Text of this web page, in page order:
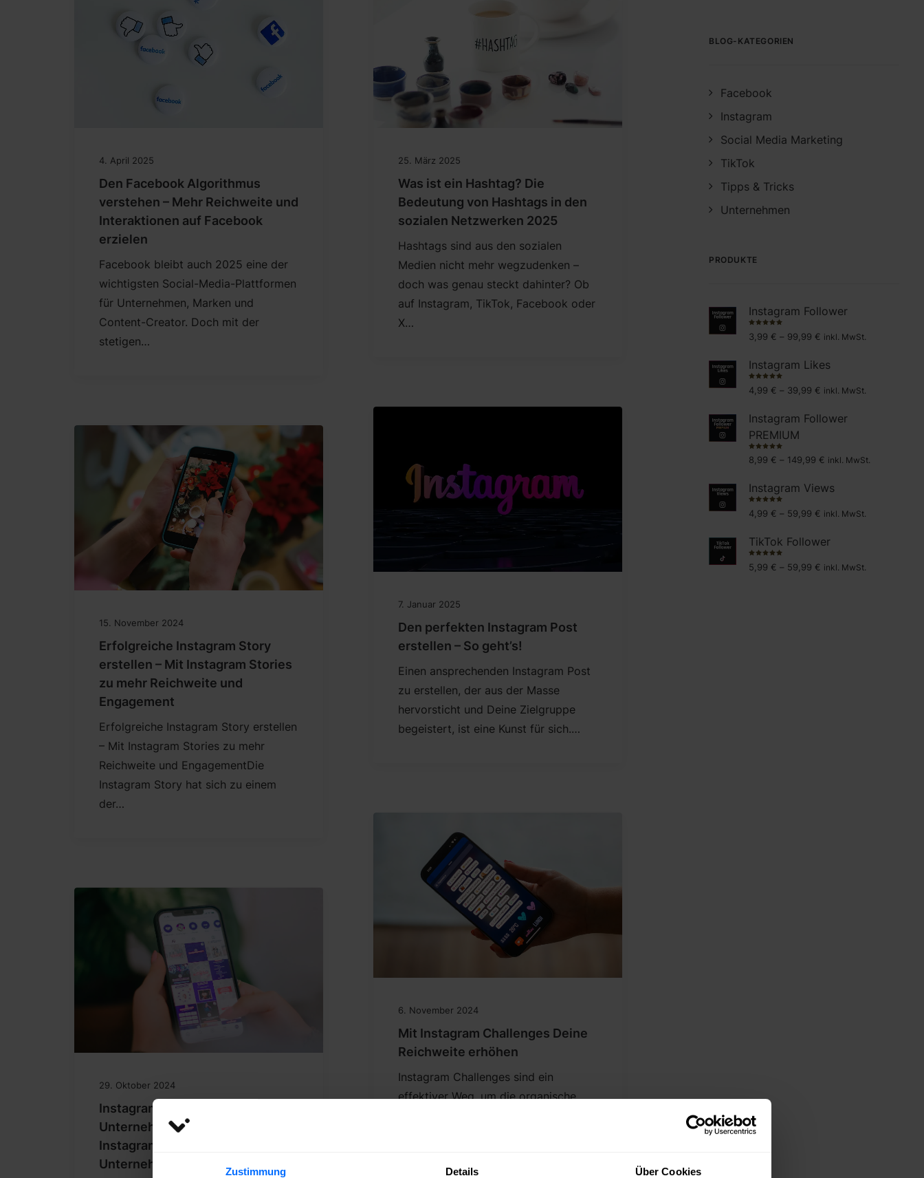
Zustimmung Details Über Cookies
4. April 2025
Den Facebook Algorithmus
verstehen – Mehr Reichweite und
Interaktionen auf Facebook
erzielen
Facebook bleibt auch 2025 eine der
wichtigsten Social-Media-Plattformen
für Unternehmen, Marken und
Content-Creator. Doch mit der
stetigen…
25. März 2025
Was ist ein Hashtag? Die
Bedeutung von Hashtags in den
sozialen Netzwerken 2025
Hashtags sind aus den sozialen
Medien nicht mehr wegzudenken –
doch was genau steckt dahinter? Ob
auf Instagram, TikTok, Facebook oder
X…
7. Januar 2025
Den perfekten Instagram Post
erstellen – So geht’s!
Einen ansprechenden Instagram Post
zu erstellen, der aus der Masse
hervorsticht und Deine Zielgruppe
begeistert, ist eine Kunst für sich.…
15. November 2024
Erfolgreiche Instagram Story
erstellen – Mit Instagram Stories
zu mehr Reichweite und
Engagement
Erfolgreiche Instagram Story erstellen
– Mit Instagram Stories zu mehr
Reichweite und EngagementDie
Instagram Story hat sich zu einem
der…
6. November 2024
Mit Instagram Challenges Deine
Reichweite erhöhen
Instagram Challenges sind ein
effektiver Weg, um die organische
29. Oktober 2024
Instagram für lokale
Unternehmen – So nutzt Du
Instagram Marketing für Dein
Unternehmen
BLOG-KATEGORIEN
Facebook
Instagram
Social Media Marketing
TikTok
Tipps & Tricks
Unternehmen
PRODUKTE
Instagram Follower
Bewertet
mit4.80
3,99 € – 99,99 € Preisspanne:
99,99 €
inkl. MwSt.
Instagram Likes
Bewertet
mit4.56
4,99 € – 39,99 € Preisspanne:
39,99 €
inkl. MwSt.
Instagram Follower
PREMIUM
Bewertet
mit4.71
8,99 € – 149,99 € Preisspanne:
149,99 €
inkl. MwSt.
Instagram Views
Bewertet
mit5.00
4,99 € – 59,99 € Preisspanne:
59,99 €
inkl. MwSt.
TikTok Follower
Bewertet
mit4.79
5,99 € – 59,99 € Preisspanne:
inkl. MwSt.